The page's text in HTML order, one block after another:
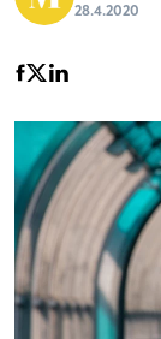
28.4.2020